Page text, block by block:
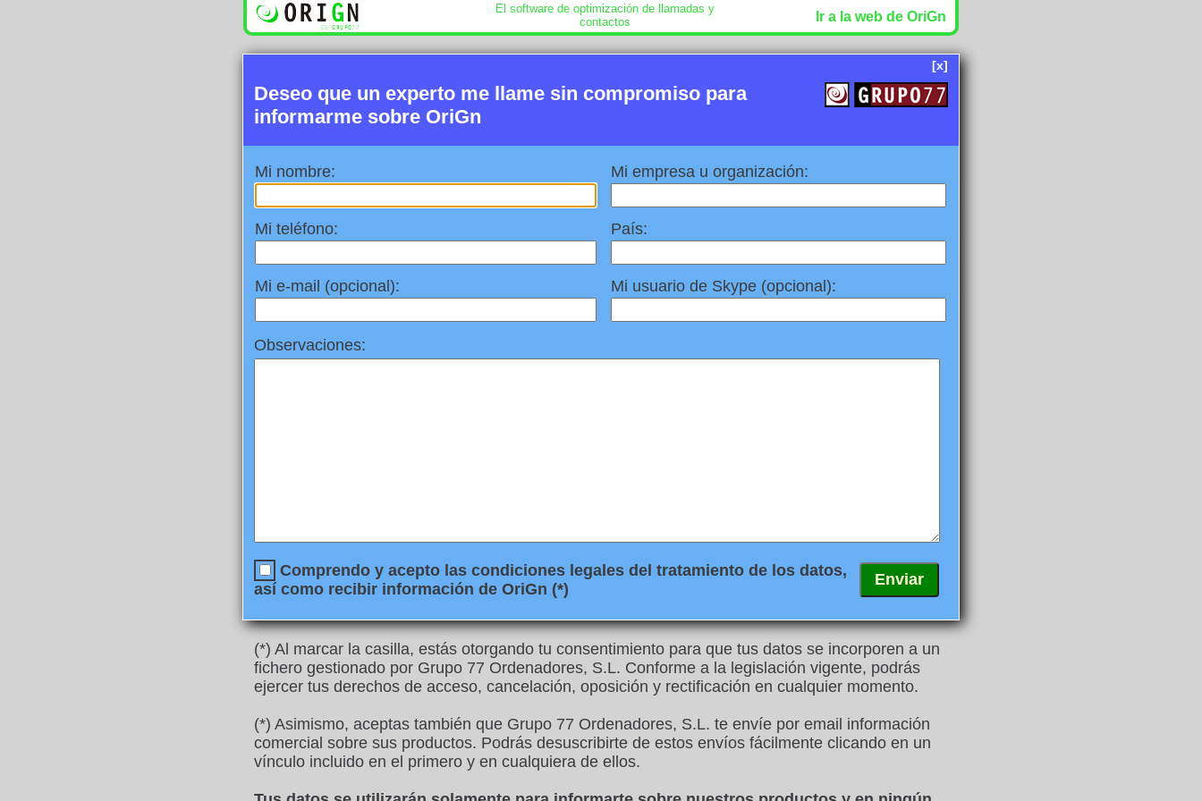
El software de optimización de llamadas y
contactos
Ir a la web de OriGn
[x]
Deseo que un experto me llame sin compromiso para
informarme sobre OriGn
Mi nombre: Mi empresa u organización:
Mi teléfono: País:
Mi e-mail (opcional): Mi usuario de Skype (opcional):
Observaciones:
Comprendo y acepto las condiciones legales del tratamiento de los datos,
así como recibir información de OriGn (*)
(*) Al marcar la casilla, estás otorgando tu consentimiento para que tus datos se incorporen a un
fichero gestionado por Grupo 77 Ordenadores, S.L. Conforme a la legislación vigente, podrás
ejercer tus derechos de acceso, cancelación, oposición y rectificación en cualquier momento.
(*) Asimismo, aceptas también que Grupo 77 Ordenadores, S.L. te envíe por email información
comercial sobre sus productos. Podrás desuscribirte de estos envíos fácilmente clicando en un
vínculo incluido en el primero y en cualquiera de ellos.